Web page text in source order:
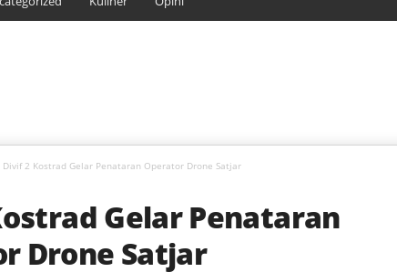
Divif 2 Kostrad Gelar Penataran Operator Drone Satjar
Gelar Penataran
Drone Satjar